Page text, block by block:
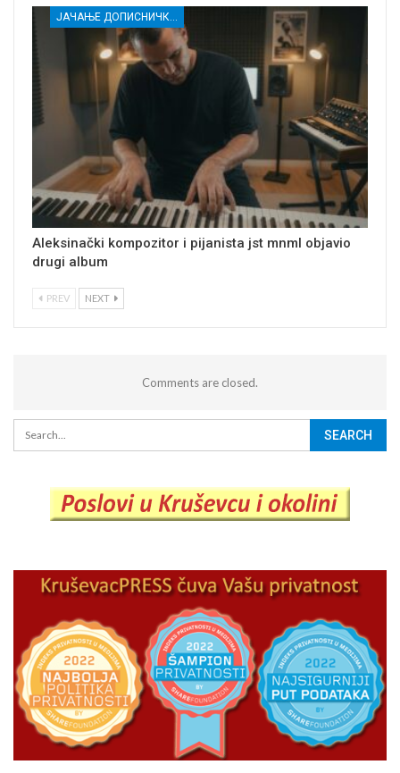
ЈАЧАЊЕ ДОПИСНИЧКЕ МРЕЖЕ НЕЗАВИСНИХ МЕДИЈА У РАСИНСКОМ ОКРУГУ
Aleksinački kompozitor i pijanista jst mnml objavio
drugi album
PREV NEXT
Comments are closed.